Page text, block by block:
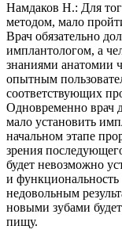
Намдаков Н.: Для
методом, мало
Врач обязательно
имплантологом, а
знаниями анатомии
опытным
соответствующих
Одновременно врач
мало установить
начальном этапе
зрения
будет невозможно
и
недовольным
новыми зубами
пищу.